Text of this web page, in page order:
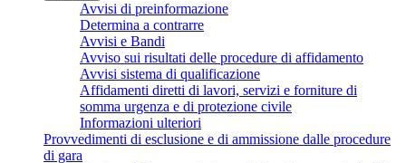
Avvisi di preinformazione
Determina a contrarre
Avvisi e Bandi
Avviso sui risultati delle procedure di affidamento
Avvisi sistema di qualificazione
Affidamenti diretti di lavori, servizi e forniture di
somma urgenza e di protezione civile
Informazioni ulteriori
Provvedimenti di esclusione e di ammissione dalle procedure
di gara